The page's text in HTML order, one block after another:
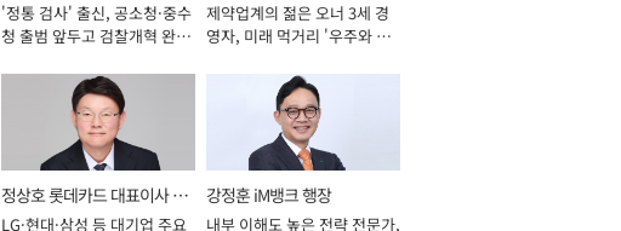
서관
'정통 검사' 출신, 공소청·중수
청 출범 앞두고 검찰개혁 완수
표이사 사장
제약업계의 젊은 오너 3세 경
영자, 미래 먹거리 '우주와 헬
정상호 롯데카드 대표이사 사
장
LG·현대·삼성 등 대기업 주요
강정훈 iM뱅크 행장
내부 이해도 높은 전략 전문가,